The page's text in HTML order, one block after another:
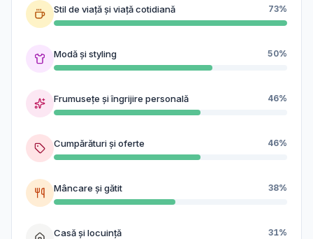
Stil de viață și viață cotidiană 73%
Modă și styling 50%
Frumusețe și îngrijire personală 46%
Cumpărături și oferte 46%
Mâncare și gătit 38%
Casă și locuință 31%